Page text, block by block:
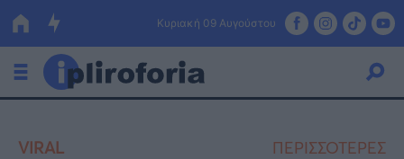
Κυριακή 09 Αυγούστου
VIRAL ΠΕΡΙΣΣΟΤΕΡΕΣ